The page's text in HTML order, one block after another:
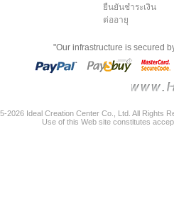
ยืนยันชำระเงิน
ต่ออายุ
"Our infrastructure is secured
2026 Ideal Creation Center Co., Ltd. All Rights
Use of this Web site constitutes